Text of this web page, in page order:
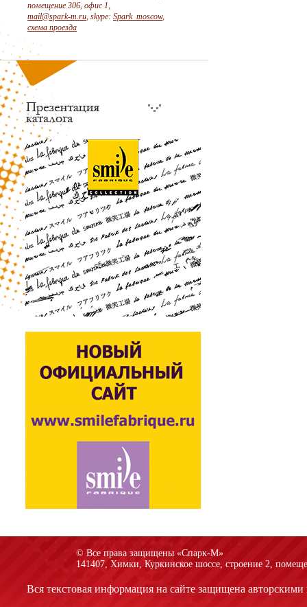
помещение 306, офис 1,
mail@spark-m.ru, skype: Spark_moscow,
схема проезда
© Все права защищены «Спарк-M»
141407, Химки, Куркинское шоссе, строение 2,
Вся текстовая информация на сайте защищена